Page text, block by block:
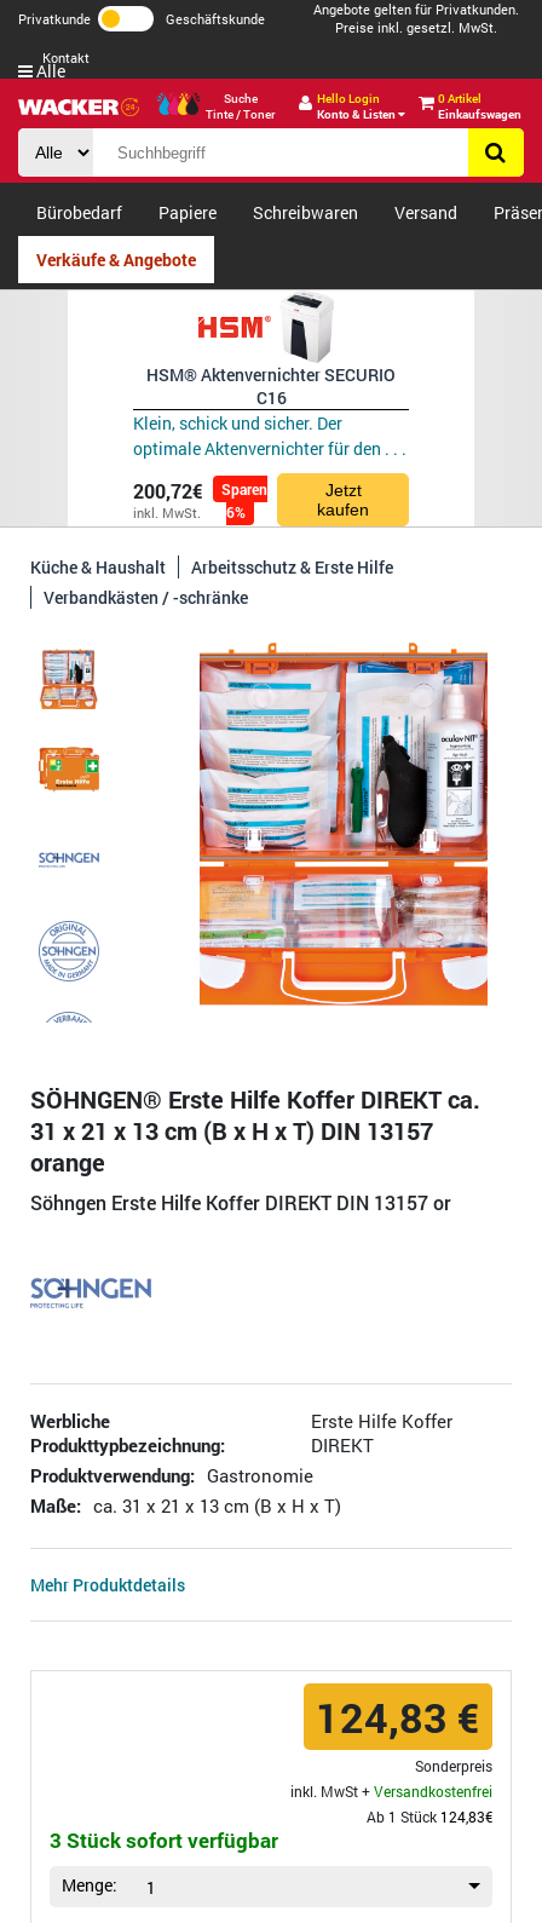
Privatkunde Geschäftskunde
Angebote gelten für Privatkunden.
Preise inkl. gesetzl. MwSt.
Kontakt
Suche
Tinte / Toner
Hello Login
Konto & Listen
0 Artikel
Einkaufswagen
Alle
Bürobedarf Papiere Schreibwaren Versand
Verkäufe & Angebote
HSM® Aktenvernichter SECURIO
C16
Klein, schick und sicher. Der
optimale Aktenvernichter für den . . .
200,72€
inkl. MwSt.
Sparen
6%
Jetzt
kaufen
Küche & Haushalt
Arbeitsschutz & Erste Hilfe
Verbandkästen / -schränke
SÖHNGEN® Erste Hilfe Koffer DIREKT ca.
31 x 21 x 13 cm (B x H x T) DIN 13157
orange
Söhngen Erste Hilfe Koffer DIREKT DIN 13157 or
Werbliche
Produkttypbezeichnung:
Erste Hilfe Koffer
DIREKT
Produktverwendung: Gastronomie
Maße: ca. 31 x 21 x 13 cm (B x H x T)
Mehr Produktdetails
124,83 €
Sonderpreis
inkl. MwSt +Versandkostenfrei
Ab 1 Stück 124,83€
3 Stück sofort verfügbar
Menge: 1